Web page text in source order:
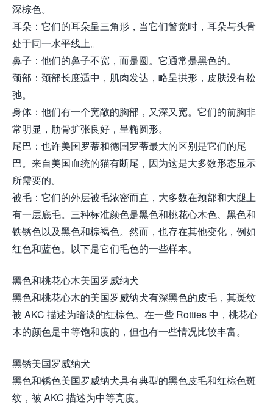
深棕色。
耳朵：它们的耳朵呈三角形，当它们警觉时，耳朵与头骨
处于同一水平线上。
鼻子：他们的鼻子不宽，而是圆。它通常是黑色的。
颈部：颈部长度适中，肌肉发达，略呈拱形，皮肤没有松
弛。
身体：他们有一个宽敞的胸部，又深又宽。它们的前胸非
常明显，肋骨扩张良好，呈椭圆形。
尾巴：也许美国罗蒂和德国罗蒂最大的区别是它们的尾
巴。来自美国血统的猫有断尾，因为这是大多数形态显示
所需要的。
被毛：它们的外层被毛浓密而直，大多数在颈部和大腿上
有一层底毛。三种标准颜色是黑色和桃花心木色、黑色和
铁锈色以及黑色和棕褐色。然而，也存在其他变化，例如
红色和蓝色。以下是它们毛色的一些样本。
黑色和桃花心木美国罗威纳犬
黑色和桃花心木的美国罗威纳犬有深黑色的皮毛，其斑纹
被 AKC 描述为暗淡的红棕色。在一些 Rotties 中，桃花心
木的颜色是中等饱和度的，但也有一些情况比较丰富。
黑锈美国罗威纳犬
黑色和锈色美国罗威纳犬具有典型的黑色皮毛和红棕色斑
纹，被 AKC 描述为中等亮度。